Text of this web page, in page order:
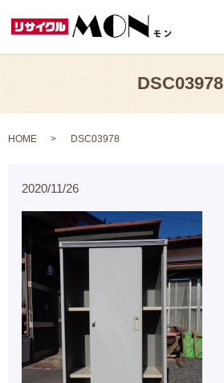
DSC03978
HOME DSC03978
2020/11/26